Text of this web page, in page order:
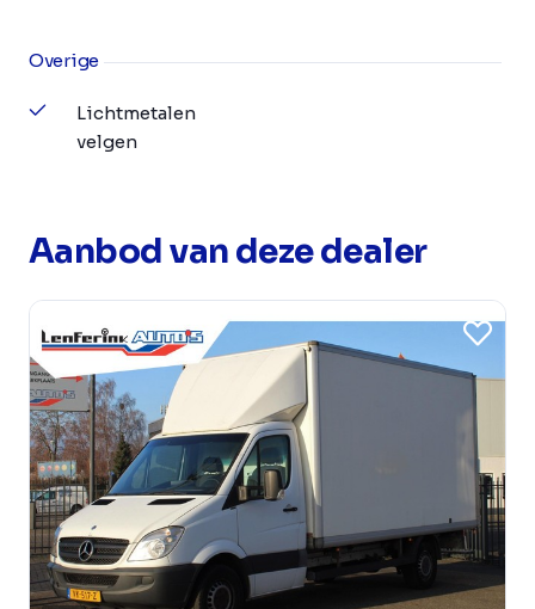
Overige
Lichtmetalen
velgen
Aanbod van deze dealer